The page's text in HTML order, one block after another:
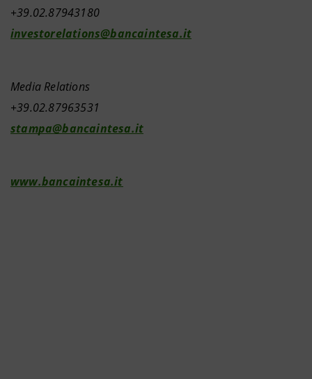
+39.02.87943180
investorelations@bancaintesa.it
Media Relations
+39.02.87963531
stampa@bancaintesa.it
www.bancaintesa.it